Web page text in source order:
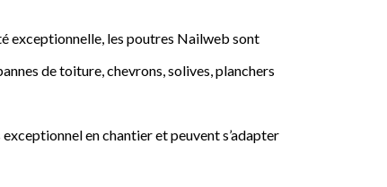
exceptionnelle, les poutres Nailweb sont
de toiture, chevrons, solives, planchers
en chantier et peuvent s’adapter